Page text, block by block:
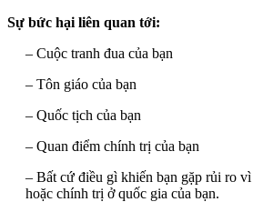
Sự bức hại liên quan tới:
– Cuộc tranh đua của bạn
– Tôn giáo của bạn
– Quốc tịch của bạn
– Quan điểm chính trị của bạn
– Bất cứ điều gì khiến bạn gặp rủi ro
hoặc chính trị ở quốc gia của bạn.